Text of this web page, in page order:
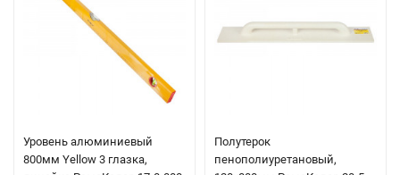
Уровень алюминиевый
800мм Yellow 3 глазка,
Полутерок
пенополиуретановый,